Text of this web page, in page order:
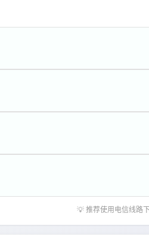
💡 推荐使用电信线路